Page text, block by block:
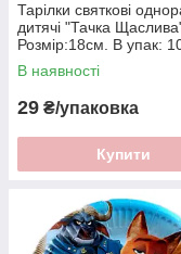
Тарілки святкові
дитячі "Тачка
Розмір:18см. В упак:
В наявності
29 ₴/упаковка
Купити